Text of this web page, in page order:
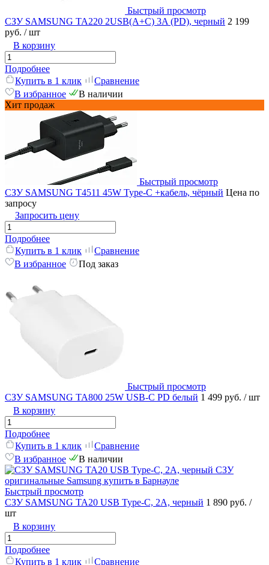
Быстрый просмотр
СЗУ SAMSUNG TA220 2USB(A+C) 3A (PD), черный 2 199
руб. / шт
В корзину
Подробнее
Купить в 1 клик
Сравнение
В избранное
В наличии
Хит продаж
Быстрый просмотр
СЗУ SAMSUNG T4511 45W Type-C +кабель, чёрный Цена по
запросу
Запросить цену
Подробнее
Купить в 1 клик
Сравнение
В избранное
Под заказ
Быстрый просмотр
СЗУ SAMSUNG TA800 25W USB-C PD белый 1 499 руб. / шт
В корзину
Подробнее
Купить в 1 клик
Сравнение
В избранное
В наличии
Быстрый просмотр
СЗУ SAMSUNG TA20 USB Type-C, 2A, черный 1 890 руб. /
шт
В корзину
Подробнее
Купить в 1 клик
Сравнение